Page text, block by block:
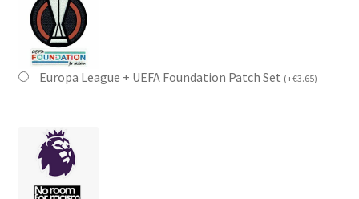
Europa League + UEFA Foundation Patch Set (+€3.65)